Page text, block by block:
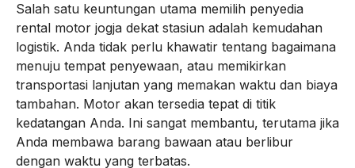
Salah satu keuntungan utama memilih penyedia
rental motor jogja dekat stasiun adalah kemudahan
logistik. Anda tidak perlu khawatir tentang bagaimana
menuju tempat penyewaan, atau memikirkan
transportasi lanjutan yang memakan waktu dan biaya
tambahan. Motor akan tersedia tepat di titik
kedatangan Anda. Ini sangat membantu, terutama jika
Anda membawa barang bawaan atau berlibur
dengan waktu yang terbatas.